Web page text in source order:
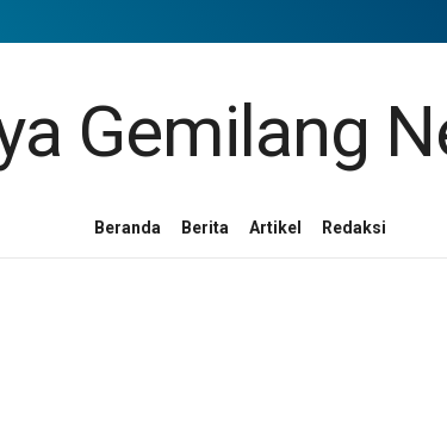
Beranda Berita Artikel Redaksi